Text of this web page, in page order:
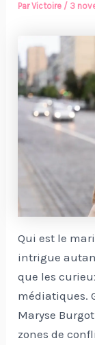
ParVictoire / 3
Qui est le
intrigue
que les
médiatiques.
Maryse
zones de